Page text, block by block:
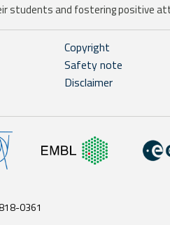
students and fostering positive
Copyright
Safety note
Disclaimer
0361